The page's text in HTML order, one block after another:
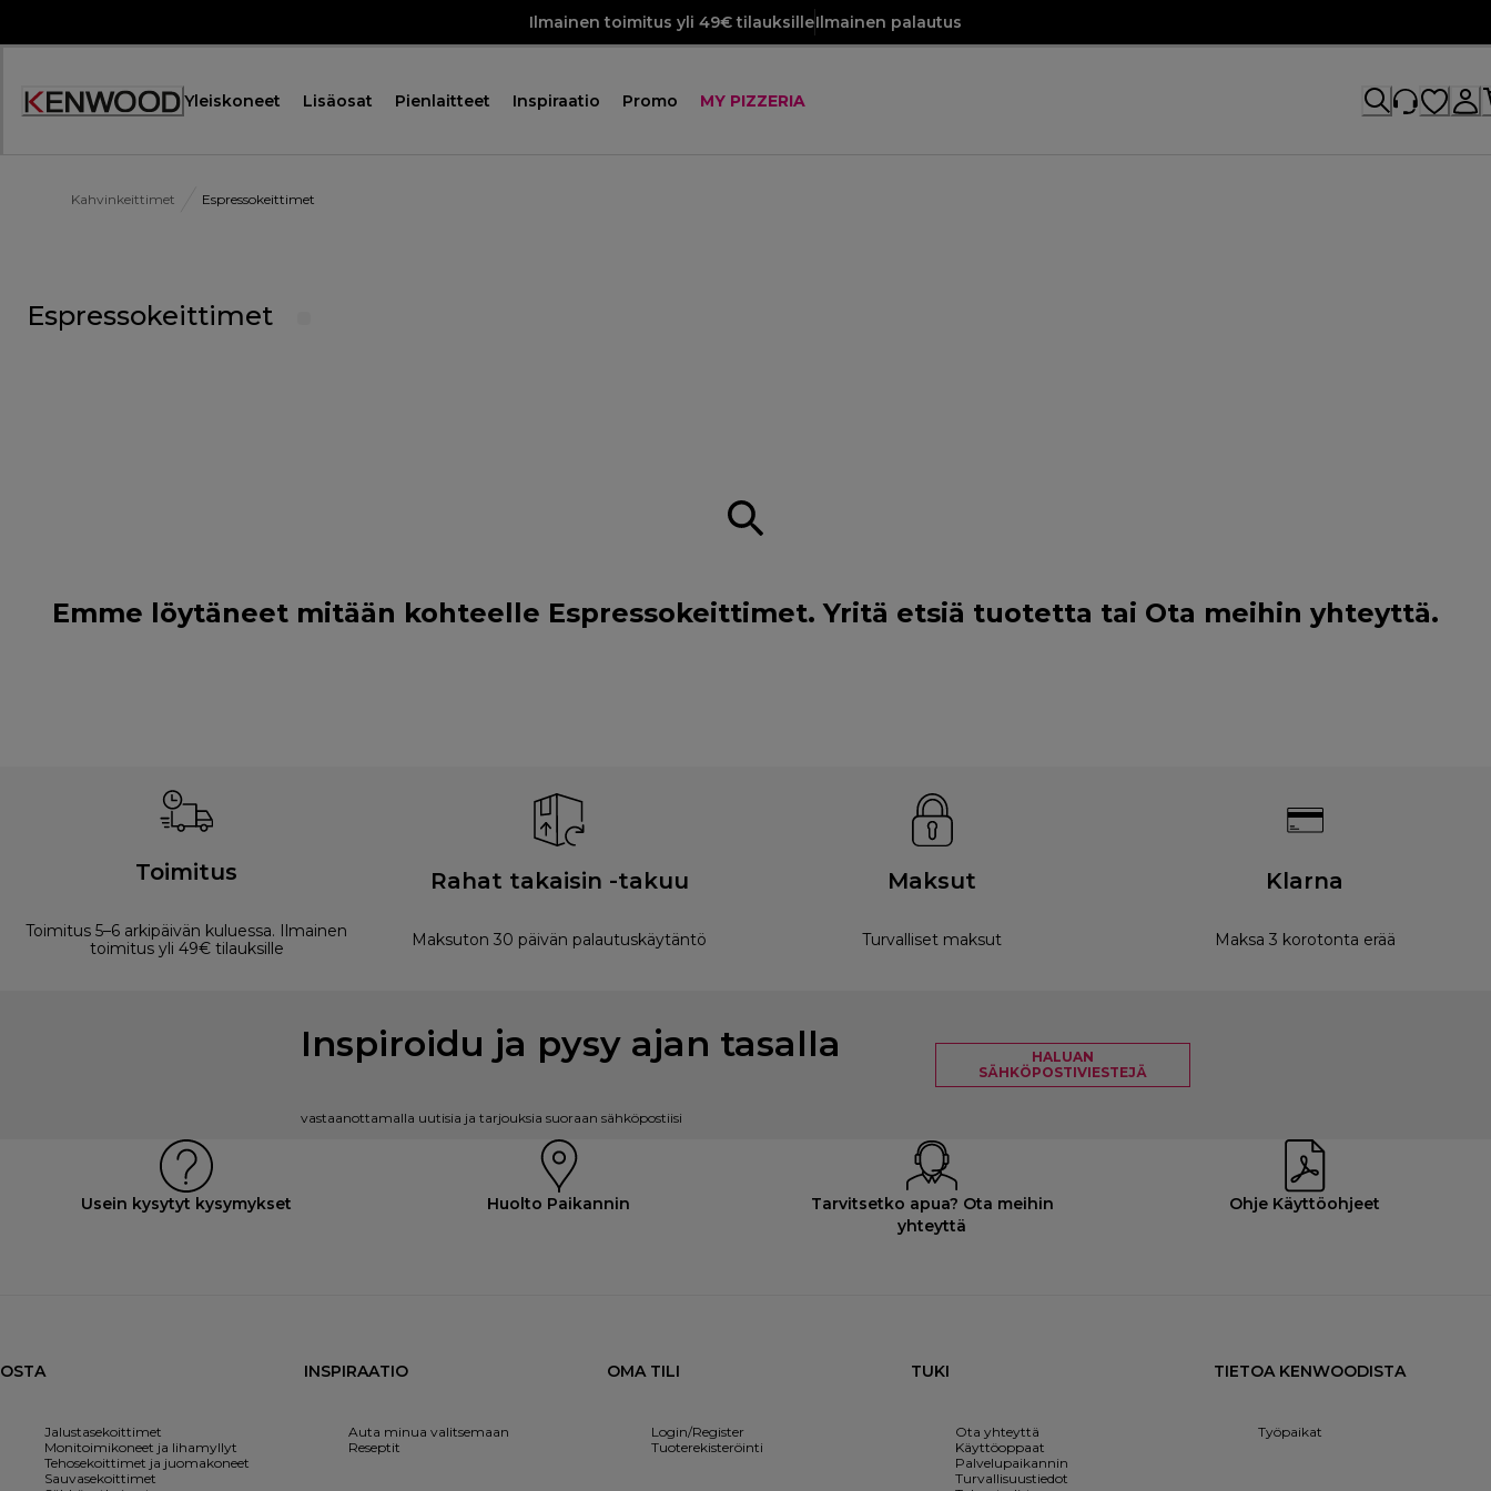
Ilmainen toimitus yli 49€ tilauksilleIlmainen palautus
Yleiskoneet Lisäosat Pienlaitteet Inspiraatio Promo MY PIZZERIA
Kahvinkeittimet Espressokeittimet
Espressokeittimet
Emme löytäneet mitään kohteelle Espressokeittimet. Yritä etsiä tuotetta tai Ota meihin yhteyttä.
Toimitus
Toimitus 5–6 arkipäivän kuluessa. Ilmainen
toimitus yli 49€ tilauksille
Rahat takaisin -takuu
Maksuton 30 päivän palautuskäytäntö
Maksut
Turvalliset maksut
Klarna
Maksa 3 korotonta erää
Inspiroidu ja pysy ajan tasalla
vastaanottamalla uutisia ja tarjouksia suoraan sähköpostiisi
HALUAN
SÄHKÖPOSTIVIESTEJÄ
Usein kysytyt kysymykset Huolto Paikannin
Tarvitsetko apua? Ota meihin
yhteyttä
Ohje Käyttöohjeet
OSTA
Jalustasekoittimet
Monitoimikoneet ja lihamyllyt
Tehosekoittimet ja juomakoneet
Sauvasekoittimet
INSPIRAATIO
Auta minua valitsemaan
Reseptit
OMA TILI
Login/Register
Tuoterekisteröinti
TUKI
Ota yhteyttä
Käyttöoppaat
Palvelupaikannin
Turvallisuustiedot
TIETOA KENWOODISTA
Työpaikat